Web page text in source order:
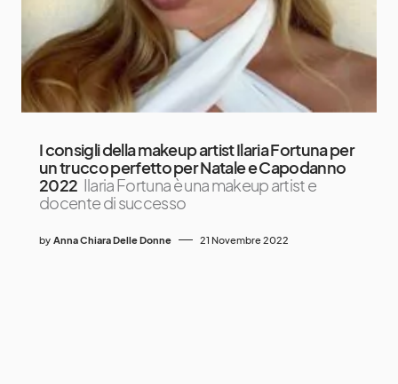
I consigli della makeup artist Ilaria Fortuna per
un trucco perfetto per Natale e Capodanno
2022 Ilaria Fortuna è una makeup artist e
docente di successo
by Anna Chiara Delle Donne 21 Novembre 2022